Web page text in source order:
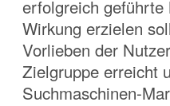
erfolgreich geführte
Wirkung erzielen
Vorlieben der
Zielgruppe erreicht
Suchmaschinen-